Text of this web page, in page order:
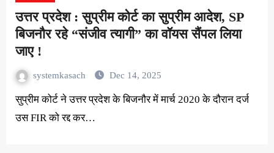
उत्तर प्रदेश : सुप्रीम कोर्ट का सुप्रीम आदेश, SP
बिजनौर रहे “संजीव त्यागी” का वॉयस सैंपल लिया
जाए !
systemkasach Dec 14, 2025
सुप्रीम कोर्ट ने उत्तर प्रदेश के बिजनौर में मार्च 2020 के दौरान दर्ज
उस FIR को रद्द कर…